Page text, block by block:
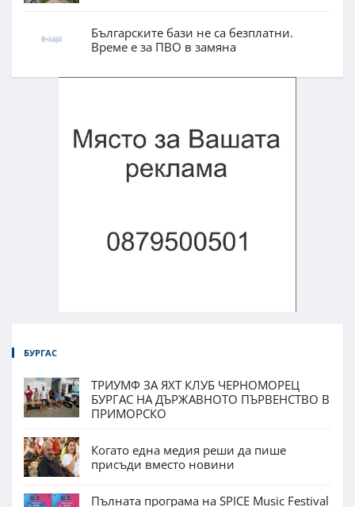
Българските бази не са безплатни.
Време е за ПВО в замяна
БУРГАС
ТРИУМФ ЗА ЯХТ КЛУБ ЧЕРНОМОРЕЦ
БУРГАС НА ДЪРЖАВНОТО ПЪРВЕНСТВО В
ПРИМОРСКО
Когато една медия реши да пише
присъди вместо новини
Пълната програма на SPICE Music Festival